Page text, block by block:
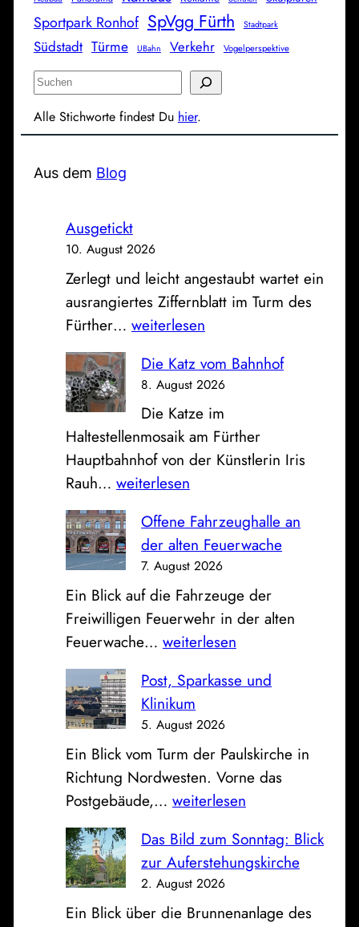
Sportpark Ronhof SpVgg Fürth Stadtpark
Südstadt Türme UBahn Verkehr Vogelperspektive
S
c
e
Alle Stichworte findest Du hier.
Aus dem Blog
Ausgetickt
10. August 2026
Zerlegt und leicht angestaubt wartet ein
ausrangiertes Ziffernblatt im Turm des
Fürther… A
t
i
c
weiterlesen
Die Katz vom Bahnhof
8. August 2026
Die Katze im
Haltestellenmosaik am Fürther
Hauptbahnhof von der Künstlerin Iris
Rauh… D
i
e
K
a
t
z
v
o
m
B
h
n
h
o
f
weiterlesen
Offene Fahrzeughalle an
der alten Feuerwache
7. August 2026
Ein Blick auf die Fahrzeuge der
Freiwilligen Feuerwehr in der alten
Feuerwache… O
f
e
n
e
F
a
r
z
u
weiterlesen
Post, Sparkasse und
Klinikum
5. August 2026
Ein Blick vom Turm der Paulskirche in
Richtung Nordwesten. Vorne das
Postgebäude,… P
s
t
,
S
weiterlesen
Das Bild zum Sonntag: Blick
zur Auferstehungskirche
2. August 2026
Ein Blick über die Brunnenanlage des